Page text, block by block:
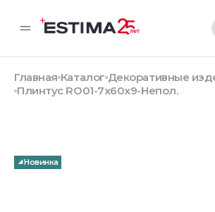
Главная Каталог Декоративные
Плинтус RO01-7x60x9-Непол.
Новинка